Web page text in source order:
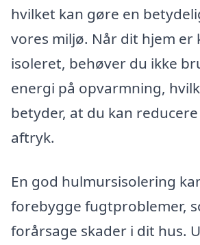
hvilket kan gøre en
vores miljø. Når dit hjem er
isoleret, behøver du ikke
energi på opvarmning,
betyder, at du kan reducere
aftryk.
En god hulmursisolering
forebygge fugtproblemer,
forårsage skader i dit hus.